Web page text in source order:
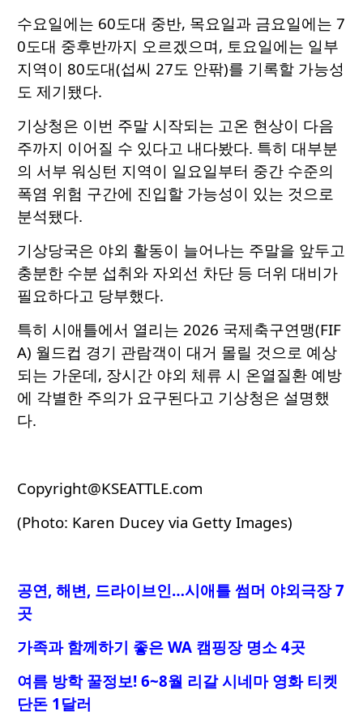
수요일에는 60도대 중반, 목요일과 금요일에는 7
0도대 중후반까지 오르겠으며, 토요일에는 일부
지역이 80도대(섭씨 27도 안팎)를 기록할 가능성
도 제기됐다.
기상청은 이번 주말 시작되는 고온 현상이 다음
주까지 이어질 수 있다고 내다봤다. 특히 대부분
의 서부 워싱턴 지역이 일요일부터 중간 수준의
폭염 위험 구간에 진입할 가능성이 있는 것으로
분석됐다.
기상당국은 야외 활동이 늘어나는 주말을 앞두고
충분한 수분 섭취와 자외선 차단 등 더위 대비가
필요하다고 당부했다.
특히 시애틀에서 열리는 2026 국제축구연맹(FIF
A) 월드컵 경기 관람객이 대거 몰릴 것으로 예상
되는 가운데, 장시간 야외 체류 시 온열질환 예방
에 각별한 주의가 요구된다고 기상청은 설명했
다.
Copyright@KSEATTLE.com
(Photo: Karen Ducey via Getty Images)
공연, 해변, 드라이브인…시애틀 썸머 야외극장 7
곳
가족과 함께하기 좋은 WA 캠핑장 명소 4곳
여름 방학 꿀정보! 6~8월 리갈 시네마 영화 티켓
단돈 1달러